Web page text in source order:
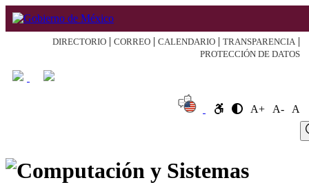
DIRECTORIO | CORREO | CALENDARIO | TRANSPARENCIA |
PROTECCIÓN DE DATOS
A+ A-
A